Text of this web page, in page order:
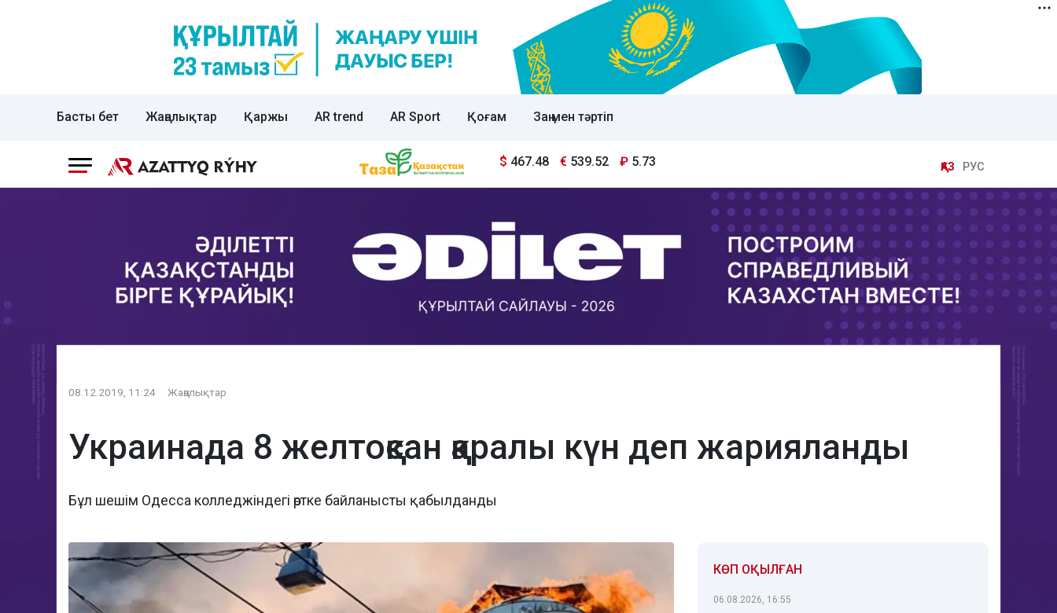
Басты бет Жаңалықтар Қаржы AR trend AR Sport Қоғам Заң мен тәртіп
$ 467.48 € 539.52 ₽ 5.73 ҚАЗ РУС
08.12.2019, 11:24 Жаңалықтар
Украинада 8 желтоқсан қаралы күн деп жарияланды
Бұл шешім Одесса колледжіндегі өртке байланысты қабылданды
КӨП ОҚЫЛҒАН
06.08.2026, 16:55